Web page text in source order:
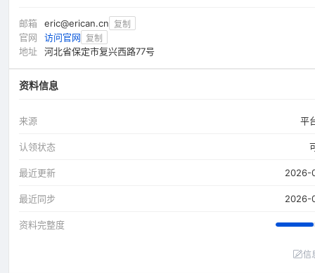
邮箱 eric@erican.cn 复制
官网 访问官网 复制
地址 河北省保定市复兴西路77号
资料信息
来源 平
认领状态
最近更新 2026-
最近同步 2026-
资料完整度
信